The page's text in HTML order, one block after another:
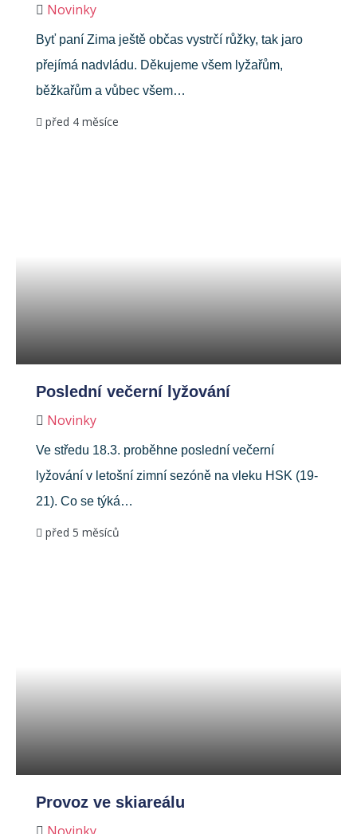
Novinky
Byť paní Zima ještě občas vystrčí růžky, tak jaro
přejímá nadvládu. Děkujeme všem lyžařům,
běžkařům a vůbec všem…
před 4 měsíce
Poslední večerní lyžování
Novinky
Ve středu 18.3. proběhne poslední večerní
lyžování v letošní zimní sezóně na vleku HSK (19-
21). Co se týká…
před 5 měsíců
Provoz ve skiareálu